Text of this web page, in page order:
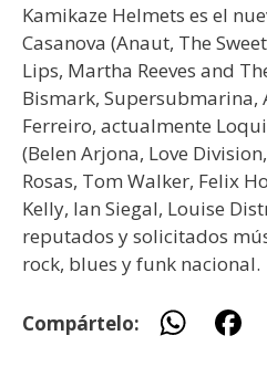
Kamikaze Helmets es el
Casanova (Anaut, The
Lips, Martha Reeves and
Bismark, Supersubmarina,
Ferreiro, actualmente
(Belen Arjona, Love
Rosas, Tom Walker, Felix
Kelly, Ian Siegal, Louise
reputados y solicitados
rock, blues y funk nacional.
Compártelo: W